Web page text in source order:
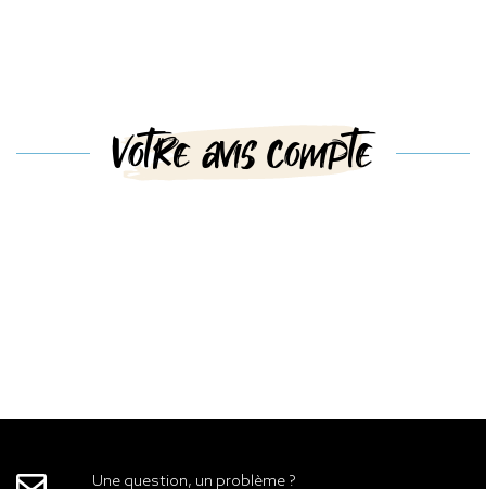
Votre avis compte
Une question, un problème ?